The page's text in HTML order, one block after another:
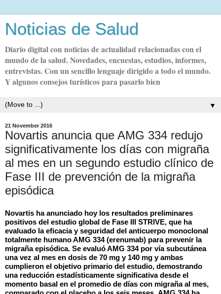
Noticias de Salud
Diario digital con noticias de actualidad relacionadas con el
mundo de la salud. Novedades, encuestas, estudios, informes,
entrevistas. Con un sencillo lenguaje dirigido a todo el mundo.
Y algunos consejos turísticos para pasarlo bien
▼
21 November 2016
Novartis anuncia que AMG 334 redujo
significativamente los días con migraña
al mes en un segundo estudio clínico de
Fase III de prevención de la migraña
episódica
Novartis ha anunciado hoy los resultados preliminares
positivos del estudio global de Fase III STRIVE, que ha
evaluado la eficacia y seguridad del anticuerpo monoclonal
totalmente humano AMG 334 (erenumab) para prevenir la
migraña episódica. Se evaluó AMG 334 por vía subcutánea
una vez al mes en dosis de 70 mg y 140 mg y ambas
cumplieron el objetivo primario del estudio, demostrando
una reducción estadísticamente significativa desde el
momento basal en el promedio de días con migraña al mes,